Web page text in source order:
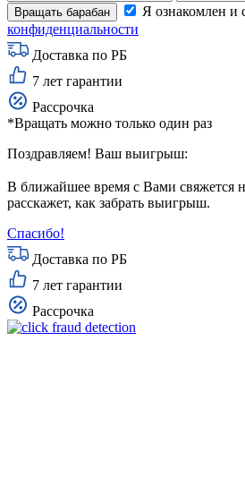
Я ознакомлен и
конфиденциальности
Доставка по РБ
7 лет гарантии
Рассрочка
*Вращать можно только один раз
Поздравляем! Ваш выигрыш:
В ближайшее время с Вами свяжется
расскажет, как забрать выигрыш.
Спасибо!
Доставка по РБ
7 лет гарантии
Рассрочка